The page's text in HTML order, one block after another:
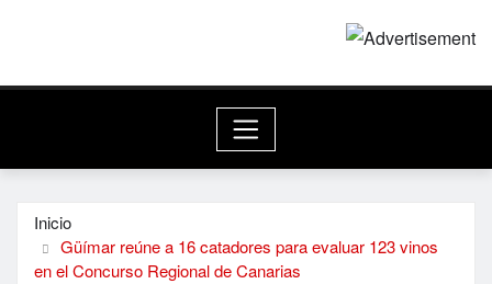
Inicio
Güímar reúne a 16 catadores para evaluar 123 vinos
en el Concurso Regional de Canarias